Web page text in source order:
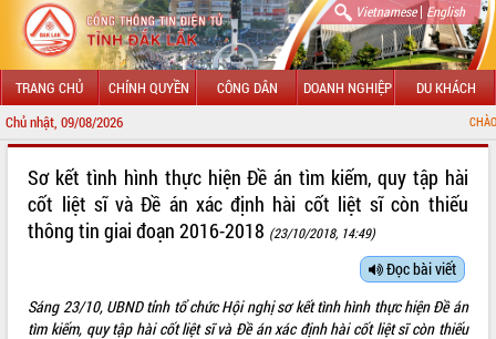
Vietnamese| English
TRANG CHỦ CHÍNH QUYỀN CÔNG DÂN DOANH NGHIỆP DU KHÁCH
Chủ nhật, 09/08/2026 CHÀO MỪNG ĐẾN VỚI
LÃNH ĐẠO UBND TỈNH
SỞ, BAN, NGÀNH
Sơ kết tình hình thực hiện Đề án tìm kiếm, quy tập hài
cốt liệt sĩ và Đề án xác định hài cốt liệt sĩ còn thiếu
thông tin giai đoạn 2016-2018 (23/10/2018, 14:49)
Đọc bài viết
Sáng 23/10, UBND tỉnh tổ chức Hội nghị sơ kết tình hình thực hiện Đề án
tìm kiếm, quy tập hài cốt liệt sĩ và Đề án xác định hài cốt liệt sĩ còn thiếu